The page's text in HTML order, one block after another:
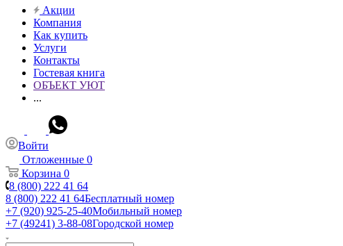
Акции
Компания
Как купить
Услуги
Контакты
Гостевая книга
ОБЪЕКТ УЮТ
...
Войти
Отложенные 0
Корзина 0
8 (800) 222 41 64
8 (800) 222 41 64Бесплатный номер
+7 (920) 925-25-40Мобильный номер
+7 (49241) 3-88-08Городской номер